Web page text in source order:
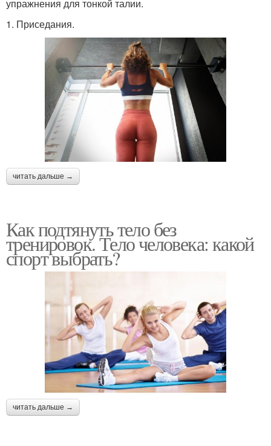
упражнения для тонкой талии.
1. Приседания.
читать дальше →
Как подтянуть тело без
тренировок. Тело человека: какой
спорт выбрать?
читать дальше →